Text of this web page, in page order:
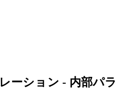
ーション - 内部パラ